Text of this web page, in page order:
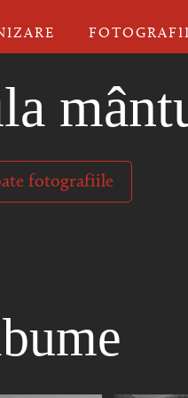
FOTOGRAFII
fotografiile